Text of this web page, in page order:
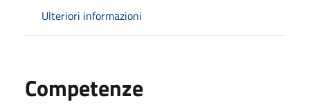
Ulteriori informazioni
Competenze